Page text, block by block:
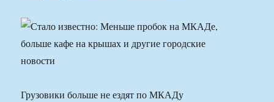
Грузовики больше не ездят по МКАДу